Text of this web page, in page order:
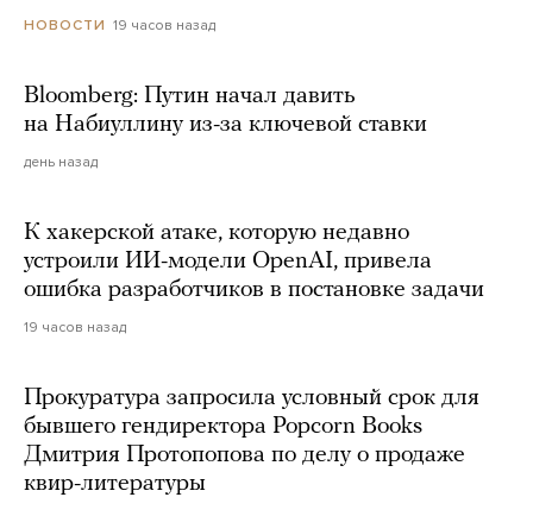
НОВОСТИ 19 часов назад
Bloomberg: Путин начал давить
на Набиуллину из-за ключевой ставки
день назад
К хакерской атаке, которую недавно
устроили ИИ-модели OpenAI, привела
ошибка разработчиков в постановке задачи
19 часов назад
Прокуратура запросила условный срок для
бывшего гендиректора Popcorn Books
Дмитрия Протопопова по делу о продаже
квир-литературы